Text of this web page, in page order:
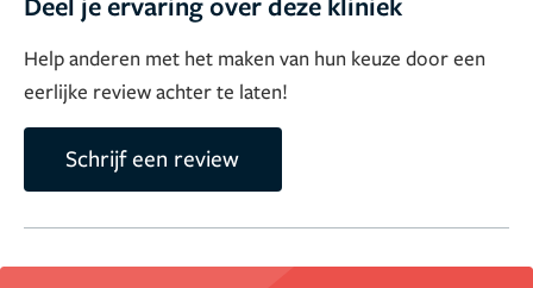
Help anderen met het maken van hun keuze door een
eerlijke review achter te laten!
Schrijf een review